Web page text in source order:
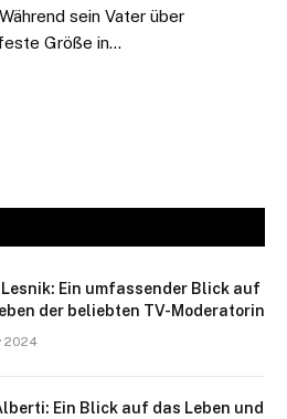
sein Vater über
Größe in…
Ein umfassender Blick auf
der beliebten TV-Moderatorin
2024
Ein Blick auf das Leben und